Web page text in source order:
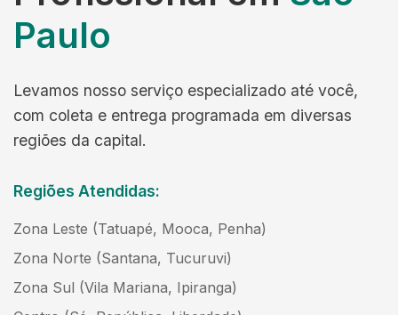
Paulo
Levamos nosso serviço especializado até você,
com coleta e entrega programada em diversas
regiões da capital.
Regiões Atendidas:
Zona Leste (Tatuapé, Mooca, Penha)
Zona Norte (Santana, Tucuruvi)
Zona Sul (Vila Mariana, Ipiranga)